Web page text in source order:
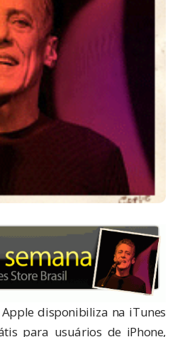
disponibiliza na iTunes
para usuários de iPhone,